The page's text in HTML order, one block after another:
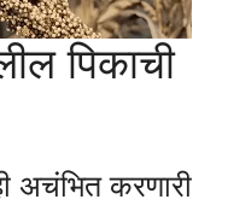
पिकाची
अचंभित करणारी